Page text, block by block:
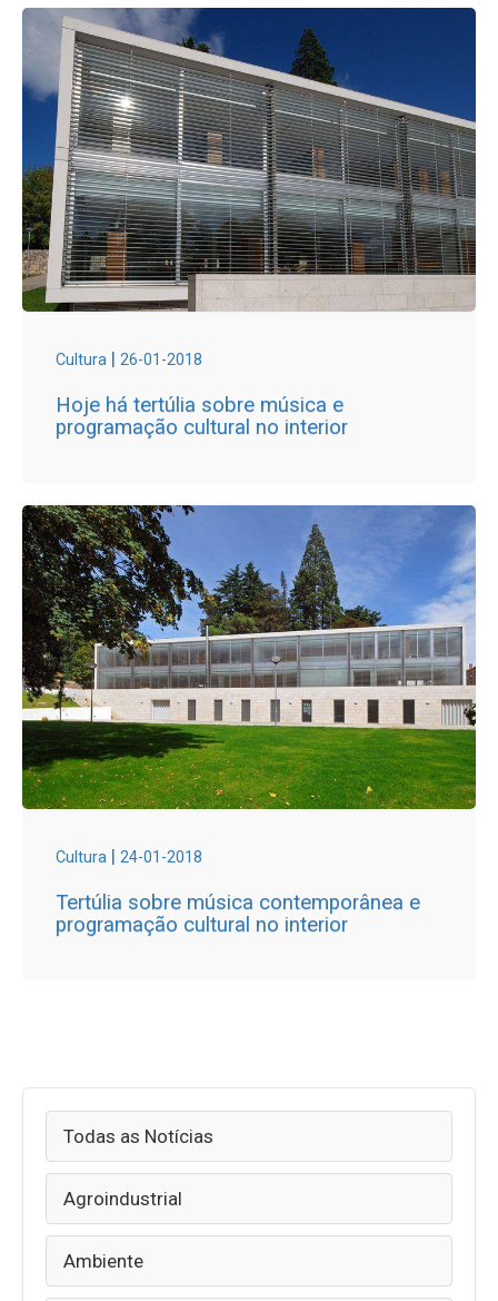
Cultura | 26-01-2018
Hoje há tertúlia sobre música e
programação cultural no interior
Cultura | 24-01-2018
Tertúlia sobre música contemporânea e
programação cultural no interior
Todas as Notícias
Agroindustrial
Ambiente